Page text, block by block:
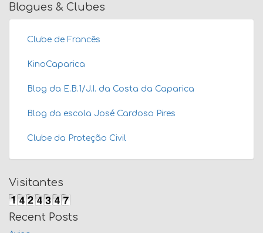
Blogues & Clubes
Clube de Francês
KinoCaparica
Blog da E.B.1/J.I. da Costa da Caparica
Blog da escola José Cardoso Pires
Clube da Proteção Civil
Visitantes
Recent Posts